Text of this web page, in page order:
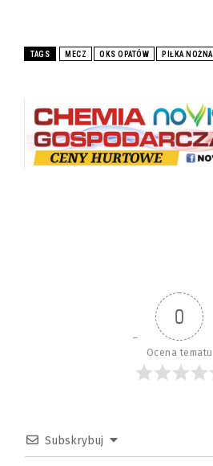
TAGS MECZ OKS OPATÓW PIŁKA NOŻNA
0
Ocena tematu
Subskrybuj